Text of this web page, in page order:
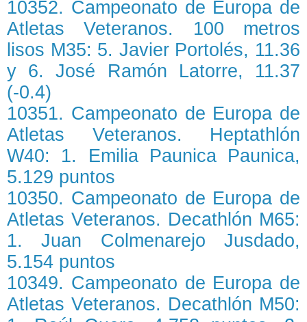
10352. Campeonato de Europa de
Atletas Veteranos. 100 metros
lisos M35: 5. Javier Portolés, 11.36
y 6. José Ramón Latorre, 11.37
(-0.4)
10351. Campeonato de Europa de
Atletas Veteranos. Heptathlón
W40: 1. Emilia Paunica Paunica,
5.129 puntos
10350. Campeonato de Europa de
Atletas Veteranos. Decathlón M65:
1. Juan Colmenarejo Jusdado,
5.154 puntos
10349. Campeonato de Europa de
Atletas Veteranos. Decathlón M50: